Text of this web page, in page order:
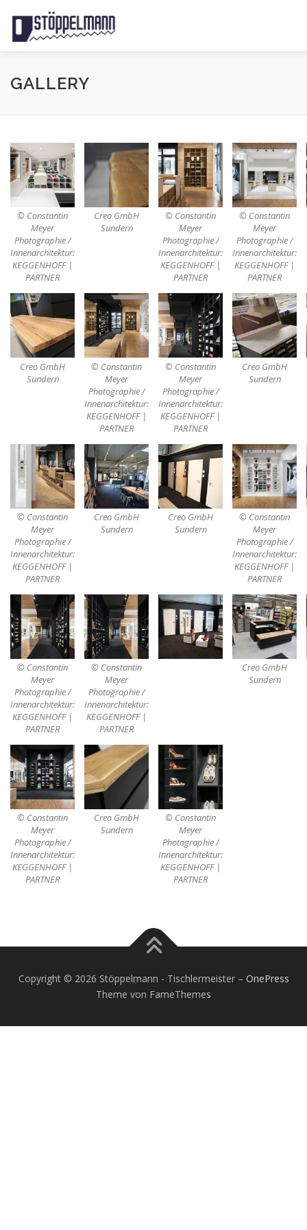
Inhalt
springen
HOME ÜBER UNS
GALLERY
© Constantin
Meyer
Photographie /
Innenarchitektur:
KEGGENHOFF |
PARTNER
Creo GmbH
Sundern
© Constantin
Meyer
Photographie /
Innenarchitektur:
KEGGENHOFF |
PARTNER
© Constantin
Meyer
Photographie /
Innenarchitektur:
KEGGENHOFF |
PARTNER
Creo GmbH
Sundern
© Constantin
Meyer
Photographie /
Innenarchitektur:
KEGGENHOFF |
PARTNER
© Constantin
Meyer
Photographie /
Innenarchitektur:
KEGGENHOFF |
PARTNER
Creo GmbH
Sundern
© Constantin
Meyer
Photographie /
Innenarchitektur:
KEGGENHOFF |
PARTNER
Creo GmbH
Sundern
Creo GmbH
Sundern
© Constantin
Meyer
Photographie /
Innenarchitektur:
KEGGENHOFF |
PARTNER
© Constantin
Meyer
Photographie /
Innenarchitektur:
KEGGENHOFF |
PARTNER
© Constantin
Meyer
Photographie /
Innenarchitektur:
KEGGENHOFF |
PARTNER
Creo GmbH
Sundern
© Constantin
Meyer
Photographie /
Innenarchitektur:
KEGGENHOFF |
PARTNER
Creo GmbH
Sundern
© Constantin
Meyer
Photographie /
Innenarchitektur:
KEGGENHOFF |
PARTNER
Copyright © 2026 Stöppelmann - Tischlermeister – OnePress
Theme von FameThemes